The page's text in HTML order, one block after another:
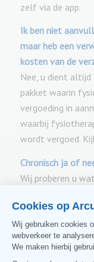
zelf via de app.
Ik ben niet
maar heb een
kosten van de
Nee, u dient
pakket waarin
vergoeding in
waarbij
wordt vergoed.
Chronisch ja of
Wij proberen u
fysiotherapie voor
tijdrovende en
declaraties/
kijken in de lijst